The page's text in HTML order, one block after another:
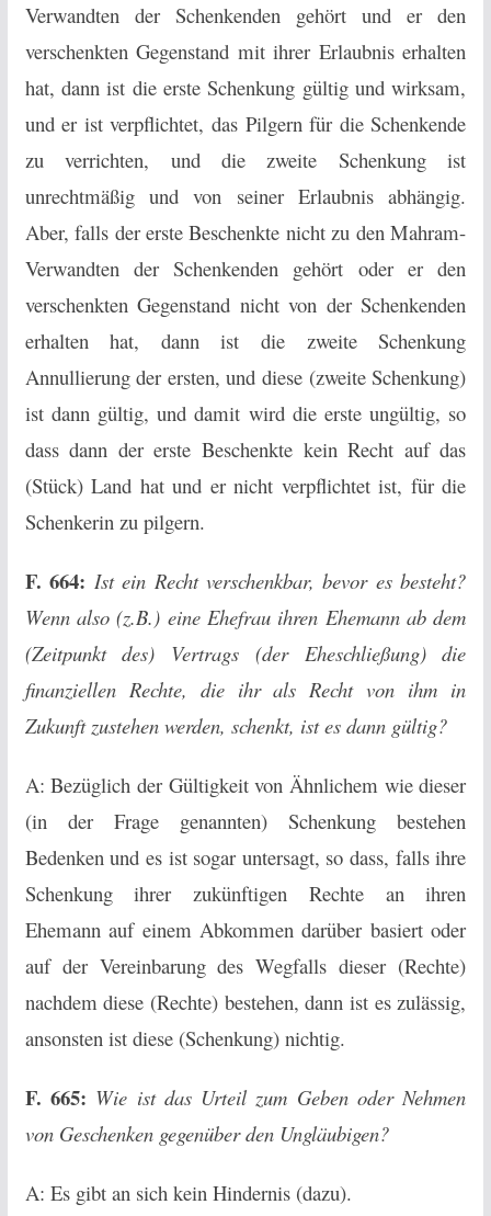
Verwandten der Schenkenden gehört und er den
verschenkten Gegenstand mit ihrer Erlaubnis erhalten
hat, dann ist die erste Schenkung gültig und wirksam,
und er ist verpflichtet, das Pilgern für die Schenkende
zu verrichten, und die zweite Schenkung ist
unrechtmäßig und von seiner Erlaubnis abhängig.
Aber, falls der erste Beschenkte nicht zu den Mahram-
Verwandten der Schenkenden gehört oder er den
verschenkten Gegenstand nicht von der Schenkenden
erhalten hat, dann ist die zweite Schenkung
Annullierung der ersten, und diese (zweite Schenkung)
ist dann gültig, und damit wird die erste ungültig, so
dass dann der erste Beschenkte kein Recht auf das
(Stück) Land hat und er nicht verpflichtet ist, für die
Schenkerin zu pilgern.
F. 664: Ist ein Recht verschenkbar, bevor es besteht?
Wenn also (z.B.) eine Ehefrau ihren Ehemann ab dem
(Zeitpunkt des) Vertrags (der Eheschließung) die
finanziellen Rechte, die ihr als Recht von ihm in
Zukunft zustehen werden, schenkt, ist es dann gültig?
A: Bezüglich der Gültigkeit von Ähnlichem wie dieser
(in der Frage genannten) Schenkung bestehen
Bedenken und es ist sogar untersagt, so dass, falls ihre
Schenkung ihrer zukünftigen Rechte an ihren
Ehemann auf einem Abkommen darüber basiert oder
auf der Vereinbarung des Wegfalls dieser (Rechte)
nachdem diese (Rechte) bestehen, dann ist es zulässig,
ansonsten ist diese (Schenkung) nichtig.
F. 665: Wie ist das Urteil zum Geben oder Nehmen
von Geschenken gegenüber den Ungläubigen?
A: Es gibt an sich kein Hindernis (dazu).